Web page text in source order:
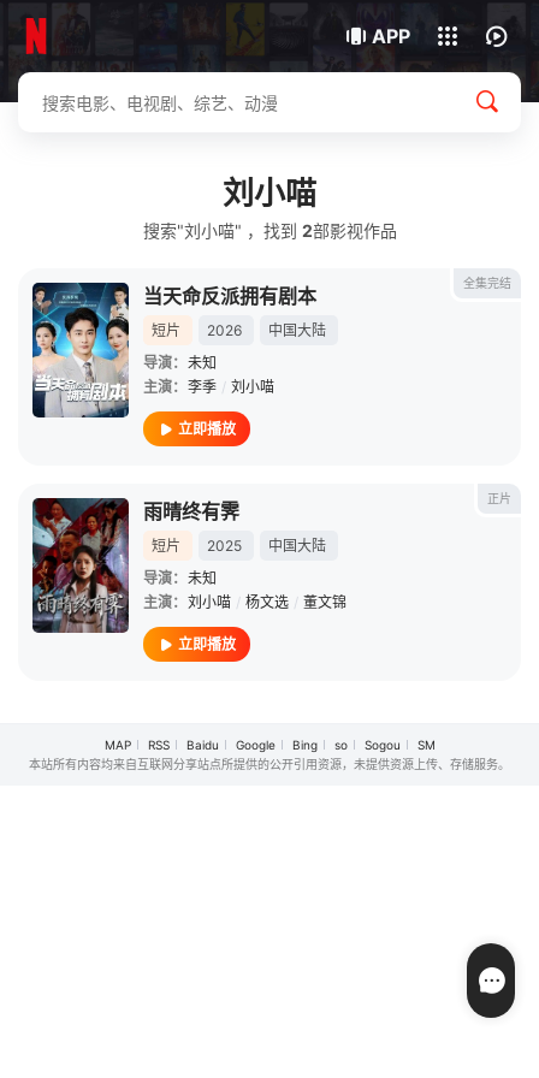
APP
下载客户端
我的观影记录
刘小喵
搜索"刘小喵" ，找到 2部影视作品
全集完结
当天命反派拥有剧本
短片 2026
中国大陆
导演： 未知
主演： 李季 / 刘小喵
立即播放
正片
雨晴终有霁
短片 2025
中国大陆
导演： 未知
主演： 刘小喵 / 杨文选 / 董文锦
立即播放
MAP RSS Baidu Google Bing so Sogou
SM
本站所有内容均来自互联网分享站点所提供的公开引用资源，未提供资源上传、存储服务。